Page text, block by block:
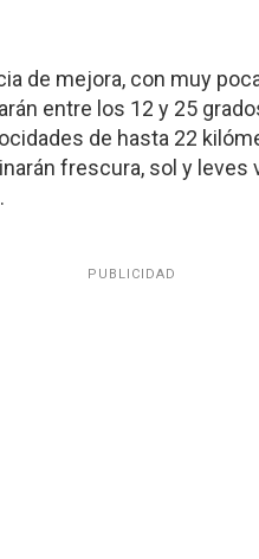
de mejora, con muy
entre los 12 y 25
de hasta 22
frescura, sol y leves
PUBLICIDAD